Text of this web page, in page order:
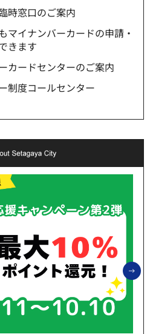
時窓口のご案内
マイナンバーカードの申請・
きます
カードセンターのご案内
制度コールセンター